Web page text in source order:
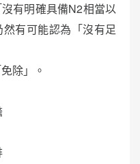
有明確具備N2相當以
有可能認為「沒有足
除」。